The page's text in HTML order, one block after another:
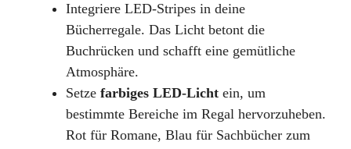
Integriere LED-Stripes in deine
Bücherregale. Das Licht betont die
Buchrücken und schafft eine gemütliche
Atmosphäre.
Setze farbiges LED-Licht ein, um
bestimmte Bereiche im Regal hervorzuheben.
Rot für Romane, Blau für Sachbücher zum